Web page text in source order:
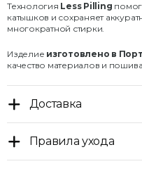
Технология Less Pilling
катышков и сохраняет
многократной стирки.
Изделие изготовлено в
качество материалов и
Доставка
Правила ухода